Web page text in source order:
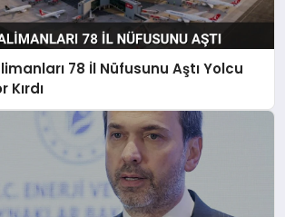
78 İl Nüfusunu Aştı Yolcu
Kırdı